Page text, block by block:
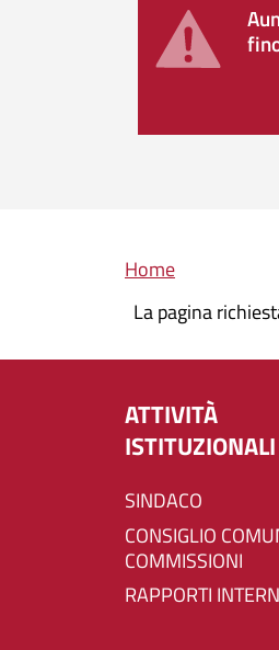
Briciole di
Home
La pagina
ATTIVITÀ
ISTITUZIONALI
SINDACO
CONSIGLIO COMUNALE E
COMMISSIONI
RAPPORTI